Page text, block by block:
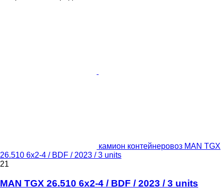
камион контейнеровоз MAN TGX
26.510 6x2-4 / BDF / 2023 / 3 units
21
MAN TGX 26.510 6x2-4 / BDF / 2023 / 3 units